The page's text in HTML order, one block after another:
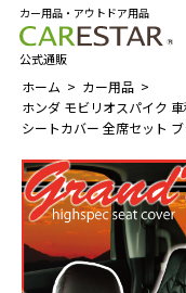
カー用品・アウトドア用品
公式通販
ホーム
カー用品
ホンダ モビリオスパイク
シートカバー 全席セット